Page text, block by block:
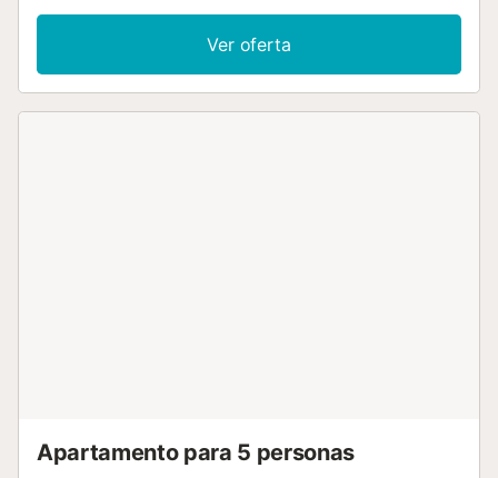
de alta velocidad (apto para videollamadas) con un
espacio de trabajo dedicado a la oficina en casa, una
televisión y una lavadora. Este alojamiento no ofrece: aire
acondicionado. El edificio en el que se encuentra el
Ver oferta
Apartamento para 5 personas